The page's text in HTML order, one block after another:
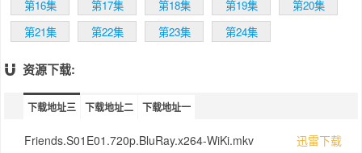
第16集
第17集 第18集 第19集
第20集
第21集
第22集 第23集 第24集
资源下载:
下载地址三 下载地址二 下载地址一
Friends.S01E01.720p.BluRay.x264-WiKi.mkv
迅雷下载